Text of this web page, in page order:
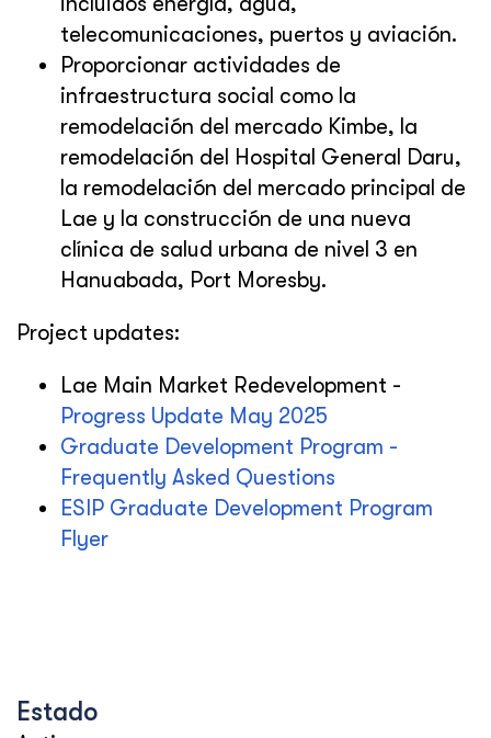
telecomunicaciones, puertos y aviación.
Proporcionar actividades de
infraestructura social como la
remodelación del mercado Kimbe, la
remodelación del Hospital General Daru,
la remodelación del mercado principal de
Lae y la construcción de una nueva
clínica de salud urbana de nivel 3 en
Hanuabada, Port Moresby.
Project updates:
Lae Main Market Redevelopment -
Progress Update May 2025
Graduate Development Program -
Frequently Asked Questions
ESIP Graduate Development Program
Flyer
Estado